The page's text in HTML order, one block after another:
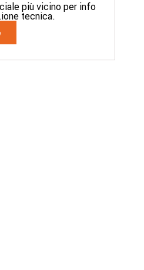
più vicino per info
tecnica.